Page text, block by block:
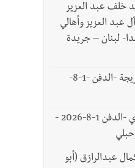
خلف عبد العزيز
والدفن الأحد 2-8-2026 آل عبد العزيز وأهالي
لبنان – جريدة
وفاة الحاج زكي حسن فريجة -الدفن -1-8-
وفاة بدرية يوسف بديري -الدفن 1-8-2026 -
عبدالرازق (أبو